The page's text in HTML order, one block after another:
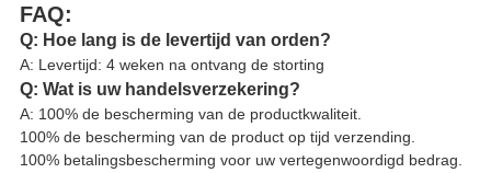
FAQ:
Q: Hoe lang is de levertijd van orden?
A: Levertijd: 4 weken na ontvang de storting
Q: Wat is uw handelsverzekering?
A: 100% de bescherming van de productkwaliteit.
100% de bescherming van de product op tijd verzending.
100% betalingsbescherming voor uw vertegenwoordigd bedrag.